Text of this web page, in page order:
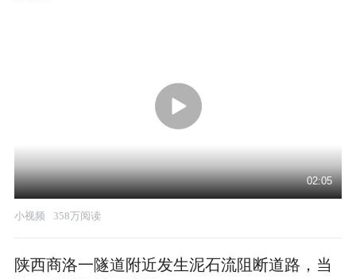
02:05
小视频 358万阅读
陕西商洛一隧道附近发生泥石流阻断道路，当